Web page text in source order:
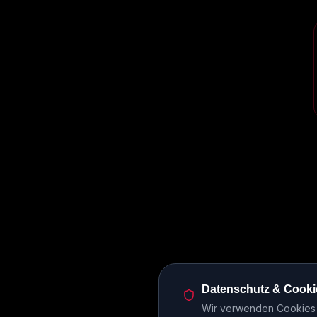
Datenschutz &
Wir verwenden